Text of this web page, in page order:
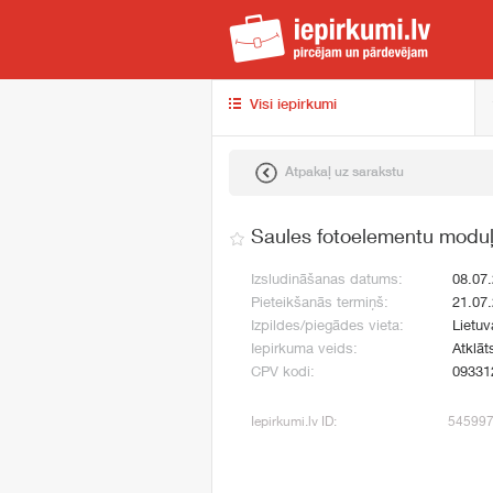
Visi iepirkumi
Atpakaļ uz sarakstu
Saules fotoelementu
Izsludināšanas datums:
Pieteikšanās termiņš:
Izpildes/piegādes vieta:
Iepirkuma veids:
CPV kodi:
Iepirkumi.lv ID: